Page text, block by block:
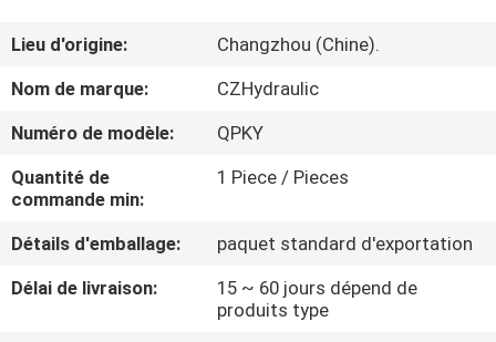
VIDÉOS
À
PROPOS
DE
Lieu d'origine:
Changzhou (Chine).
Nom de marque:
CZHydraulic
Numéro de modèle:
QPKY
Quantité de
commande min:
1 Piece / Pieces
Détails d'emballage:
paquet standard d'exportation
Délai de livraison:
15 ~ 60 jours dépend de
produits type